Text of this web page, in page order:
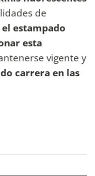
de
el estampado
esta
vigente y
carrera en las